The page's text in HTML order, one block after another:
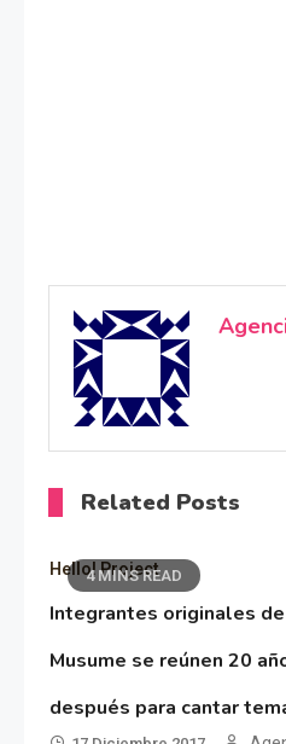
Related Posts
4 MINS READ
Hello! Project
Integrantes originales
Musume se reúnen 20
después para cantar